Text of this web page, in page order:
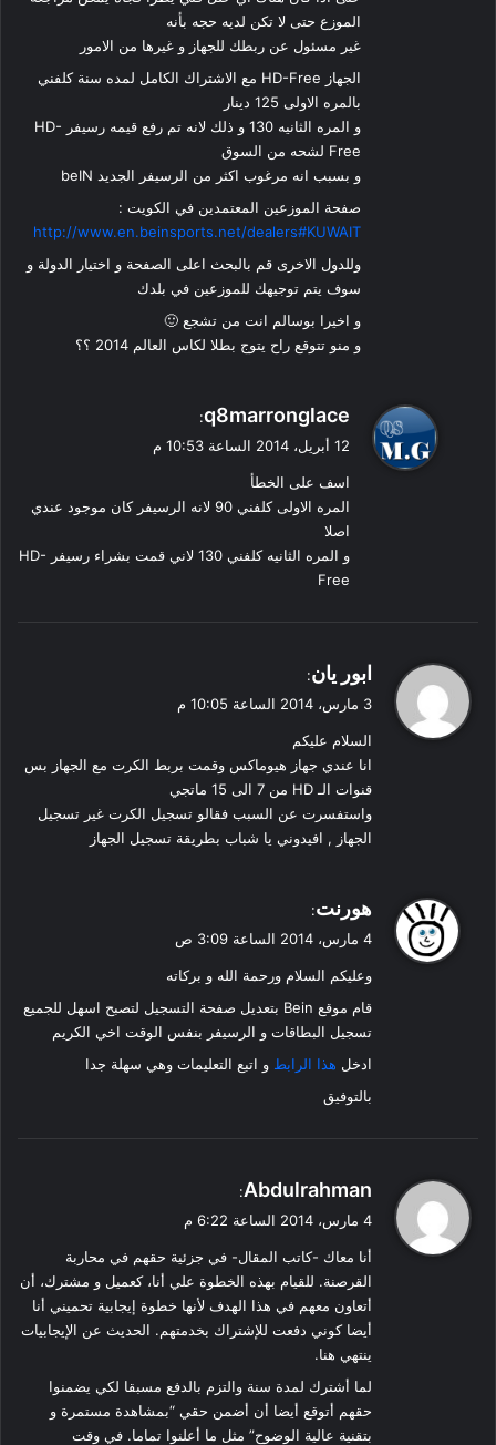
الموزع حتى لا تكن لديه حجه بأنه
غير مسئول عن ربطك للجهاز و غيرها من الامور
الجهاز HD-Free مع الاشتراك الكامل لمده سنة كلفني
بالمره الاولى 125 دينار
و المره الثانيه 130 و ذلك لانه تم رفع قيمه رسيفر HD-
Free لشحه من السوق
و بسبب انه مرغوب اكثر من الرسيفر الجديد beIN
صفحة الموزعين المعتمدين في الكويت :
http://www.en.beinsports.net/dealers#KUWAIT
وللدول الاخرى قم بالبحث اعلى الصفحة و اختيار الدولة و
سوف يتم توجيهك للموزعين في بلدك
و اخيرا بوسالم انت من تشجع 🙂
و منو تتوقع راح يتوج بطلا لكاس العالم 2014 ؟؟
ي
ل
q8marronglace
:
12 أبريل، 2014 الساعة 10:53 م
اسف على الخطأ
المره الاولى كلفني 90 لانه الرسيفر كان موجود عندي
اصلا
و المره الثانيه كلفني 130 لاني قمت بشراء رسيفر HD-
Free
ي
ل
ابور يان:
3 مارس، 2014 الساعة 10:05 م
السلام عليكم
انا عندي جهاز هيوماكس وقمت بربط الكرت مع الجهاز بس
قنوات الـ HD من 7 الى 15 ماتجي
واستفسرت عن السبب فقالو تسجيل الكرت غير تسجيل
الجهاز , افيدوني يا شباب بطريقة تسجيل الجهاز
ل
هورنت:
4 مارس، 2014 الساعة 3:09 ص
وعليكم السلام ورحمة الله و بركاته
قام موقع Bein بتعديل صفحة التسجيل لتصبح اسهل للجميع
تسجيل البطاقات و الرسيفر بنفس الوقت اخي الكريم
ادخل هذا الرابط و اتبع التعليمات وهي سهلة جدا
بالتوفيق
ي
ل
Abdulrahman
:
4 مارس، 2014 الساعة 6:22 م
أنا معاك -كاتب المقال- في جزئية حقهم في محاربة
القرصنة. للقيام بهذه الخطوة علي أنا، كعميل و مشترك، أن
أتعاون معهم في هذا الهدف لأنها خطوة إيجابية تحميني أنا
أيضا كوني دفعت للإشتراك بخدمتهم. الحديث عن الإيجابيات
ينتهي هنا.
لما أشترك لمدة سنة والتزم بالدفع مسبقا لكي يضمنوا
حقهم أتوقع أيضا أن أضمن حقي “بمشاهدة مستمرة و
بتقنية عالية الوضوح” مثل ما أعلنوا تماما. في وقت